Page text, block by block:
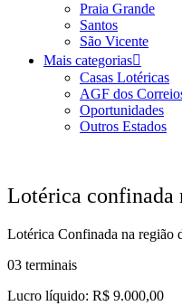
Praia Grande
Santos
São Vicente
Mais categorias
Casas Lotéricas
AGF dos
Oportunidades
Outros Estados
Lotérica confinada
Lotérica Confinada na região
03 terminais
Lucro líquido: R$ 9.000,00